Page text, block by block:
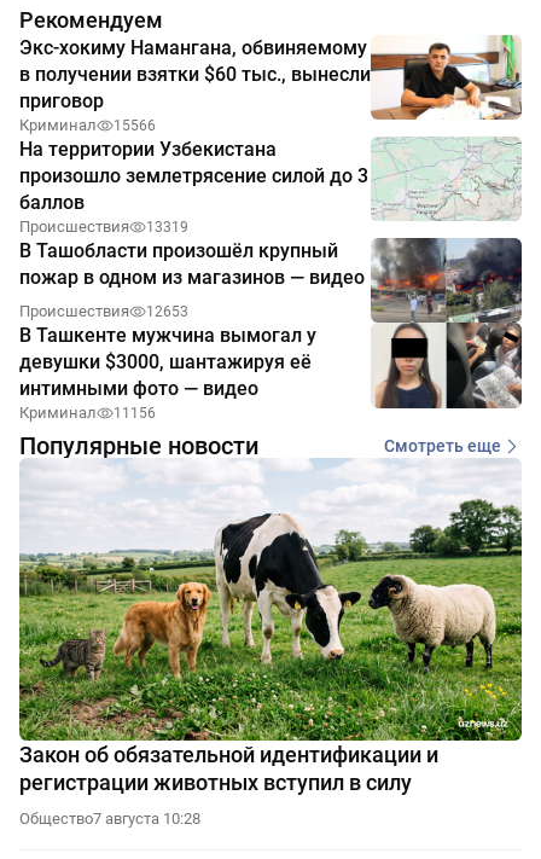
Рекомендуем
Экс-хокиму Намангана, обвиняемому
в получении взятки $60 тыс., вынесли
приговор
Криминал 15566
На территории Узбекистана
произошло землетрясение силой до 3
баллов
Происшествия 13319
В Ташобласти произошёл крупный
пожар в одном из магазинов — видео
Происшествия 12653
В Ташкенте мужчина вымогал у
девушки $3000, шантажируя её
интимными фото — видео
Криминал 11156
Популярные новости Смотреть еще
Закон об обязательной идентификации и
регистрации животных вступил в силу
Общество7 августа 10:28